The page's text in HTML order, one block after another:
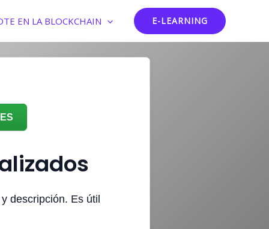
EN LA BLOCKCHAIN E-LEARNING
descripción. Es útil